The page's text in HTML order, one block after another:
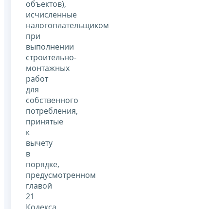
объектов),
исчисленные
налогоплательщиком
при
выполнении
строительно-
монтажных
работ
для
собственного
потребления,
принятые
к
вычету
в
порядке,
предусмотренном
главой
21